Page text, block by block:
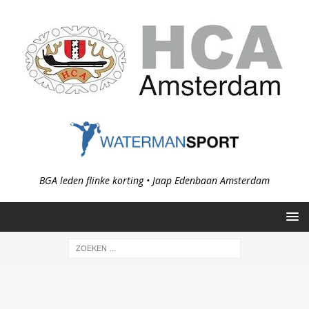
BGA leden flinke korting • Jaap Edenbaan Amsterdam